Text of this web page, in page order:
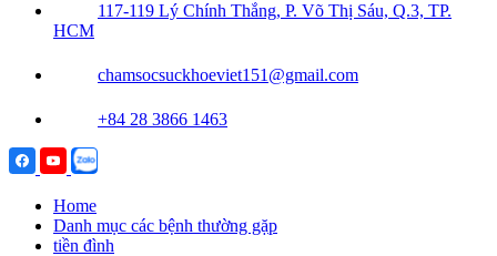
117-119 Lý Chính Thắng, P. Võ Thị Sáu, Q.3, TP.
HCM
chamsocsuckhoeviet151@gmail.com
+84 28 3866 1463
Home
Danh mục các bệnh thường gặp
tiền đình